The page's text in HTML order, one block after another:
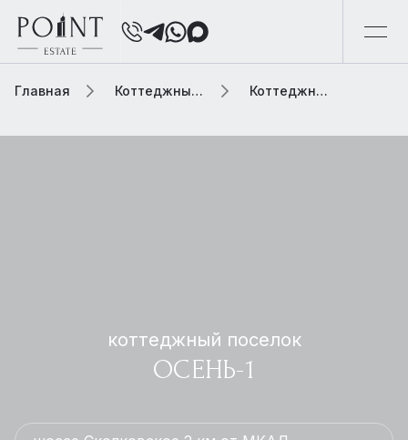
Главная Коттеджный поселок Коттеджный поселок осень-1
коттеджный поселок
ОСЕНЬ-1